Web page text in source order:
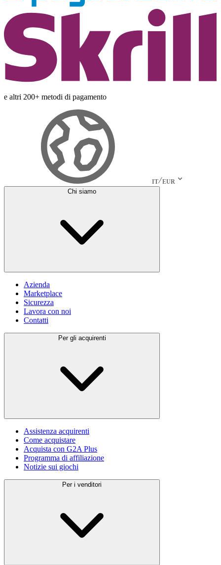
e altri 200+ metodi di pagamento
IT EUR
Chi siamo
Azienda
Marketplace
Sicurezza
Lavora con noi
Contatti
Per gli acquirenti
Assistenza acquirenti
Come acquistare
Acquista con G2A Plus
Programma di affiliazione
Notizie sui giochi
Per i venditori